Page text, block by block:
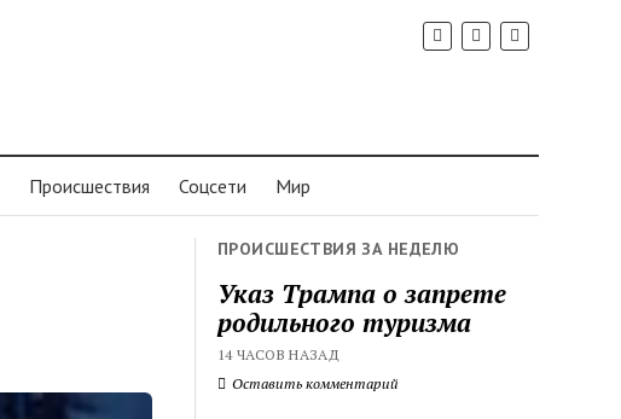
Проиcшествия Соцсети Мир
ПРОИСШЕСТВИЯ ЗА НЕДЕЛЮ
Указ Трампа о запрете
родильного туризма
14 ЧАСОВ НАЗАД
Оставить комментарий